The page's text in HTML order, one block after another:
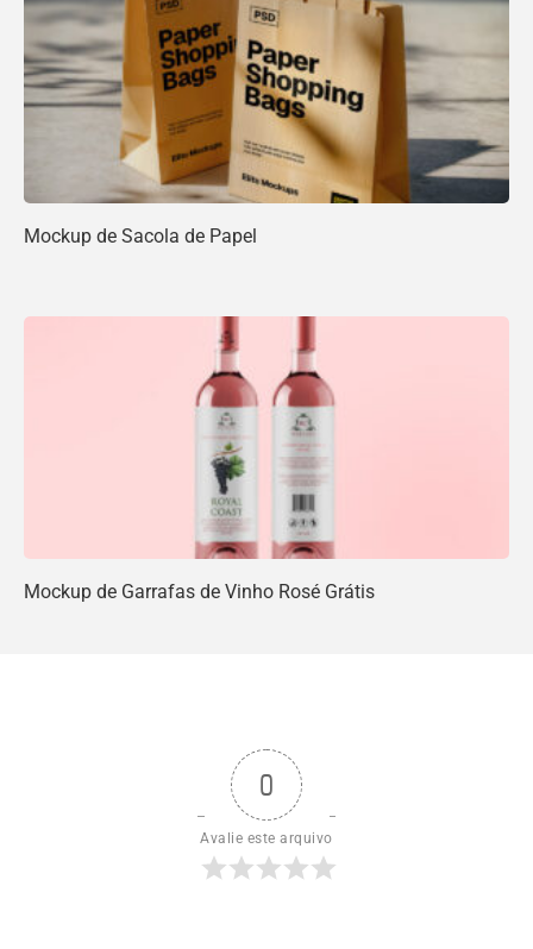
Mockup de Sacola de Papel
Mockup de Garrafas de Vinho Rosé Grátis
0
Avalie este arquivo